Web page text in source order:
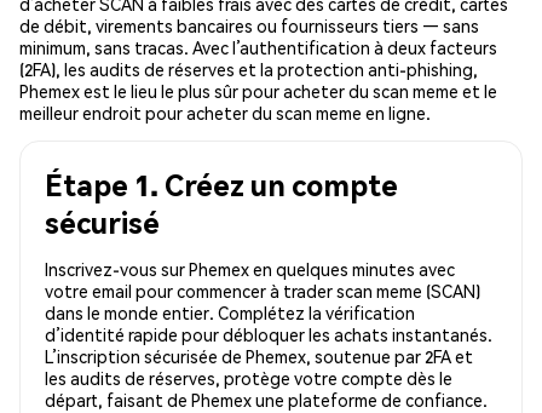
de débit, virements bancaires ou fournisseurs tiers — sans
minimum, sans tracas. Avec l’authentification à deux facteurs
(2FA), les audits de réserves et la protection anti-phishing,
Phemex est le lieu le plus sûr pour acheter du scan meme et le
meilleur endroit pour acheter du scan meme en ligne.
Étape 1. Créez un compte
sécurisé
Inscrivez-vous sur Phemex en quelques minutes avec
votre email pour commencer à trader scan meme (SCAN)
dans le monde entier. Complétez la vérification
d’identité rapide pour débloquer les achats instantanés.
L’inscription sécurisée de Phemex, soutenue par 2FA et
les audits de réserves, protège votre compte dès le
départ, faisant de Phemex une plateforme de confiance.